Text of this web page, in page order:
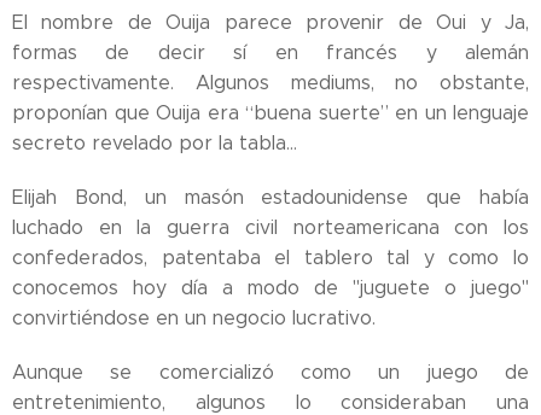
El nombre de Ouija parece provenir de Oui y Ja,
formas de decir sí en francés y alemán
respectivamente. Algunos mediums, no obstante,
proponían que Ouija era “buena suerte” en un lenguaje
secreto revelado por la tabla…
Elijah Bond, un masón estadounidense que había
luchado en la guerra civil norteamericana con los
confederados, patentaba el tablero tal y como lo
conocemos hoy día a modo de "juguete o juego"
convirtiéndose en un negocio lucrativo.
Aunque se comercializó como un juego de
entretenimiento, algunos lo consideraban una